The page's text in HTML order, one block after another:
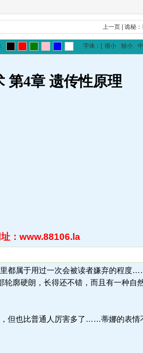
上一页 |诡秘
字体： [ 很小 较小
第4章 遗传性原理
：www.88106.la
都属于用过一次会被读者嫌弃的程度
轮廓硬朗，长得还不错，而且有一种自
但也比普通人厉害多了……蒂娜的表情